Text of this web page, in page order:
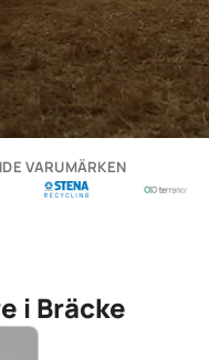
VARUMÄRKEN
i Bräcke